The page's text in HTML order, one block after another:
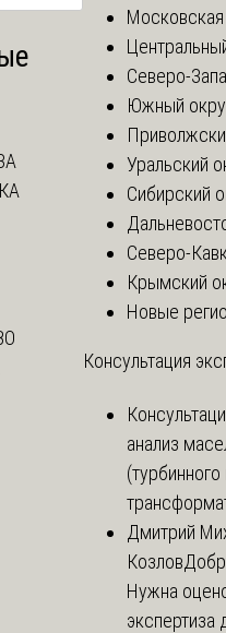
Московская
Северо-
Южный
Уральский
Сибирский
Северо-
Крымский
Новые
Консультация
анализ
(турбинного
Дмитрий
Козлов
Нужна
экспертиза